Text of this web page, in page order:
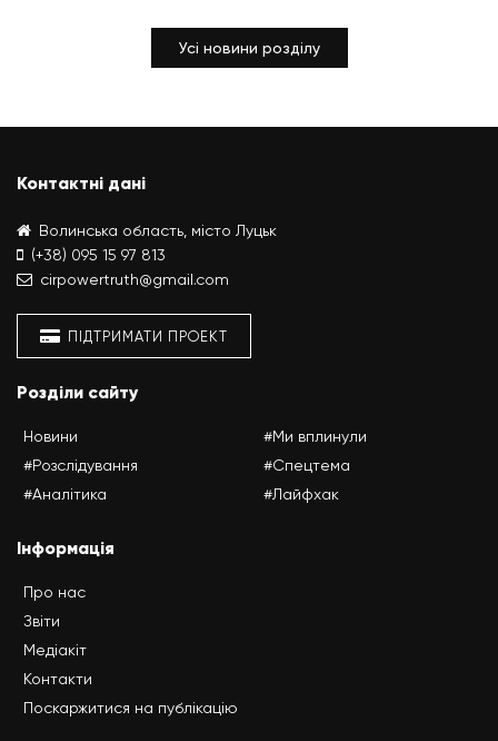
Усі новини розділу
Контактні дані
Волинська область, місто Луцьк
(+38) 095 15 97 813
cirpowertruth@gmail.com
ПІДТРИМАТИ ПРОЕКТ
Розділи сайту
Новини
#Розслідування
#Аналітика
#Ми вплинули
#Спецтема
#Лайфхак
Інформація
Про нас
Звіти
Медіакіт
Контакти
Поскаржитися на публікацію